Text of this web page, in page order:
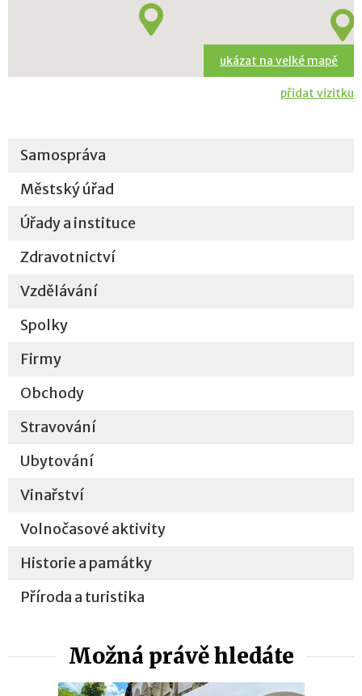
ukázat na velké mapě
přidat vizitku
Samospráva
Městský úřad
Úřady a instituce
Zdravotnictví
Vzdělávání
Spolky
Firmy
Obchody
Stravování
Ubytování
Vinařství
Volnočasové aktivity
Historie a památky
Příroda a turistika
Možná právě hledáte